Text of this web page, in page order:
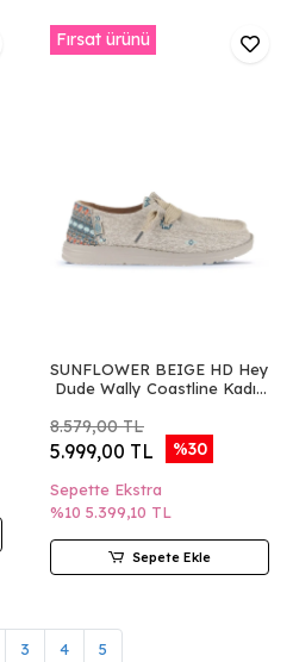
Fırsat ürünü
SUNFLOWER BEIGE HD Hey
Dude Wally Coastline Kadın
8.579,00 TL
5.999,00 TL %30
Sepette Ekstra
%10 5.399,10 TL
Sepete Ekle
3 4 5